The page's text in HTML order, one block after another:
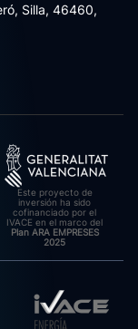
Silla, 46460,
Este proyecto de
inversión ha sido
cofinanciado por el
IVACE en el marco del
Plan ARA EMPRESES
2025